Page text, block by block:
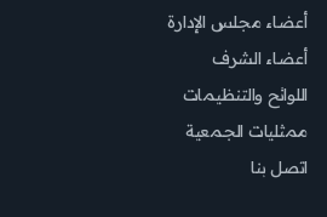
أعضاء مجلس الإدارة
أعضاء الشرف
اللوائح والتنظيمات
ممثليات الجمعية
اتصل بنا